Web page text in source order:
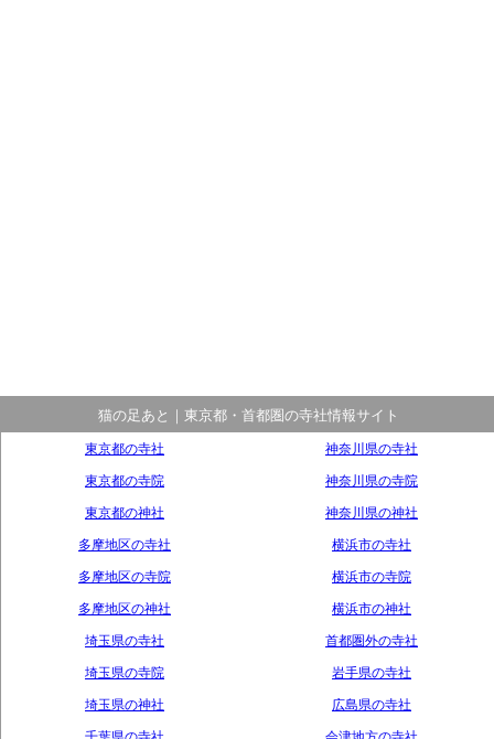
猫の足あと｜東京都・首都圏の寺社情報サイト
東京都の寺社
東京都の寺院
東京都の神社
多摩地区の寺社
多摩地区の寺院
多摩地区の神社
神奈川県の寺社
神奈川県の寺院
神奈川県の神社
横浜市の寺社
横浜市の寺院
横浜市の神社
埼玉県の寺社
埼玉県の寺院
埼玉県の神社
首都圏外の寺社
岩手県の寺社
広島県の寺社